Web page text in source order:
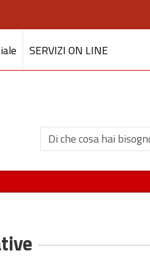
social
SERVIZI ON LINE